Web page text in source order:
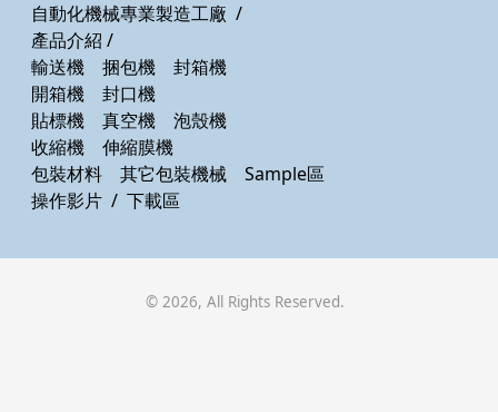
自動化機械專業製造工廠 /
產品介紹 /
輸送機
捆包機
封箱機
開箱機
封口機
貼標機
真空機
泡殼機
收縮機
伸縮膜機
包裝材料
其它包裝機械 Sample區
操作影片 / 下載區
© 2026, All Rights Reserved.